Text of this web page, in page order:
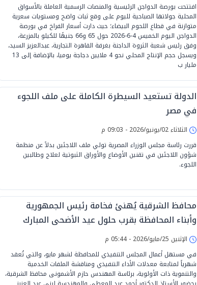
افتتحت بورصة الدواجن الرئيسية والمنصات الرسمية العاملة بالأسواق
المحلية جولاتها الصباحية لليوم على وقع ثبات واضح ومستويات سعرية
متوازنة في قطاع اللحوم البيضاء؛ حيث دارت أسعار الفراخ في بورصة
الدواجن اليوم الخميس 4-6-2026 حول 65 و66 جنيهًا للكيلو بالمزرعة،
وفق رئيس شعبة الثروة الداجنة بغرفة القاهرة التجارية، عبدالعزيز السيد،
ويسجل حجم الإنتاج المحلي نحو 4 ملايين دجاجة يوميا، بالإضافة إلى 13
مليار ب
الدولة تستعيد السيطرة الكاملة على ملف اللجوء
في مصر
الثلاثاء 02/يونيو/2026 - 09:03 م
قررت رئاسة مجلس الوزراء المصرية تولي ملف اللاجئين بدلاً عن منظمة
شؤون اللاجئين في تقنين الأوضاع والأوراق الثبوتية لعلاج وطالبين
اللجوء.
محافظ الشرقية يُهنئ فخامة رئيس الجمهورية
وأبناء المحافظة بقرب حلول عيد الأضحى المبارك
الإثنين 25/مايو/2026 - 05:44 م
في مستهل أعمال المجلس التنفيذي للمحافظة لشهر مايو، والتي تُعقد
شهرياً لمتابعة معدلات الأداء التنفيذي ومناقشة الملفات الخدمية
والتنموية ذات الأولوية، برئاسة المهندس حازم الأشمونى محافظ الشرقية،